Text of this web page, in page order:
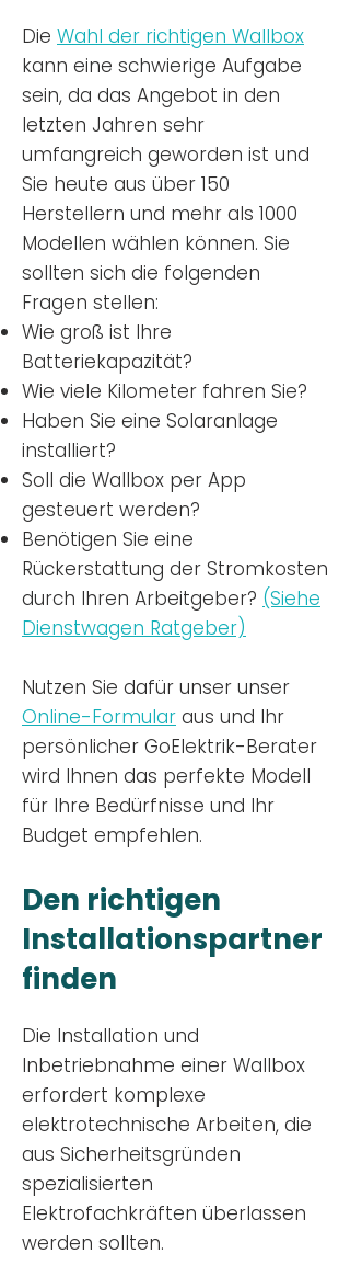
Die Wahl der richtigen Wallbox
kann eine schwierige Aufgabe
sein, da das Angebot in den
letzten Jahren sehr
umfangreich geworden ist und
Sie heute aus über 150
Herstellern und mehr als 1000
Modellen wählen können. Sie
sollten sich die folgenden
Fragen stellen:
Wie groß ist Ihre
Batteriekapazität?
Wie viele Kilometer fahren Sie?
Haben Sie eine Solaranlage
installiert?
Soll die Wallbox per App
gesteuert werden?
Benötigen Sie eine
Rückerstattung der Stromkosten
durch Ihren Arbeitgeber? (Siehe
Dienstwagen Ratgeber)
Nutzen Sie dafür unser unser
Online-Formular aus und Ihr
persönlicher GoElektrik-Berater
wird Ihnen das perfekte Modell
für Ihre Bedürfnisse und Ihr
Budget empfehlen.
Den richtigen
Installationspartner
finden
Die Installation und
Inbetriebnahme einer Wallbox
erfordert komplexe
elektrotechnische Arbeiten, die
aus Sicherheitsgründen
spezialisierten
Elektrofachkräften überlassen
werden sollten.